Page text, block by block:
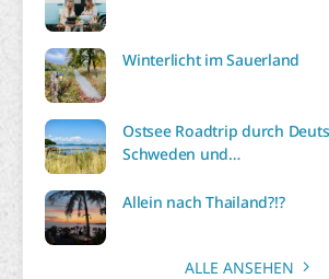
Winterlicht im Sauerland
Ostsee Roadtrip durch
Schweden und…
Allein nach Thailand?!?
ALLE ANSEHEN